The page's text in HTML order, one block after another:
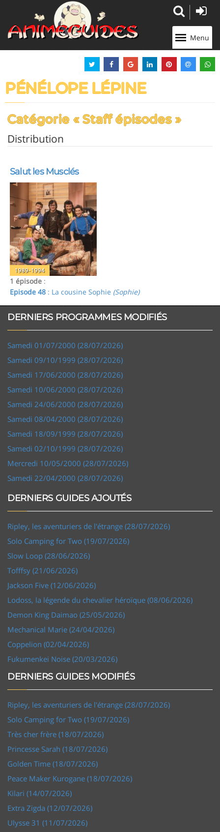
Menu
PÉNÉLOPE LÉPINE
Catégorie « Staff épisodes »
Distribution
Salut les Musclés
1989-1994
1 épisode :
Episode 48 : La cousine Sophie (Sophie)
DERNIERS PROGRAMMES MODIFIÉS
Samedi 01/07/2000 (28/07/2026)
Samedi 09/10/1999 (28/07/2026)
Samedi 17/06/2000 (28/07/2026)
Samedi 10/06/2000 (28/07/2026)
Samedi 24/06/2000 (28/07/2026)
Samedi 08/04/2000 (28/07/2026)
Samedi 18/09/1999 (28/07/2026)
Samedi 02/10/1999 (28/07/2026)
Mercredi 10/05/2000 (28/07/2026)
Samedi 22/04/2000 (28/07/2026)
DERNIERS GUIDES AJOUTÉS
Ripley, les aventuriers de l'étrange (28/07/2026)
Solo Camping for Two (19/07/2026)
Slow Loop (28/06/2026)
Tofffsy (21/06/2026)
Jackson Five (12/06/2026)
Lodoss, la légende du chevalier héroïque (08/06/2026)
Demon King Daimao (25/05/2026)
Mechanical Marie (24/04/2026)
Coppelion (02/04/2026)
Fukumenkei Noise (20/03/2026)
DERNIERS GUIDES MODIFIÉS
Ripley, les aventuriers de l'étrange (28/07/2026)
Solo Camping for Two (19/07/2026)
Très cher frère (18/07/2026)
Princesse Sarah (18/07/2026)
Golden Time (18/07/2026)
Peace Maker Kurogane (18/07/2026)
Kilari (14/07/2026)
Extra Zigda (12/07/2026)
Ulysse 31 (11/07/2026)
Panneau de gestion des cookies